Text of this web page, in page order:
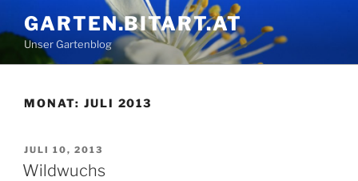
Inhalt
springen
GARTEN.BITART.AT
Unser Gartenblog
MONAT: JULI 2013
VERÖFFENTLICHT
AM
JULI 10, 2013
Wildwuchs